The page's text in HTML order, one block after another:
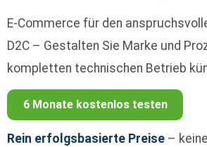
E-Commerce für den
D2C – Gestalten Sie Marke und
kompletten technischen Betrieb
6 Monate kostenlos testen
Rein erfolgsbasierte Preise –